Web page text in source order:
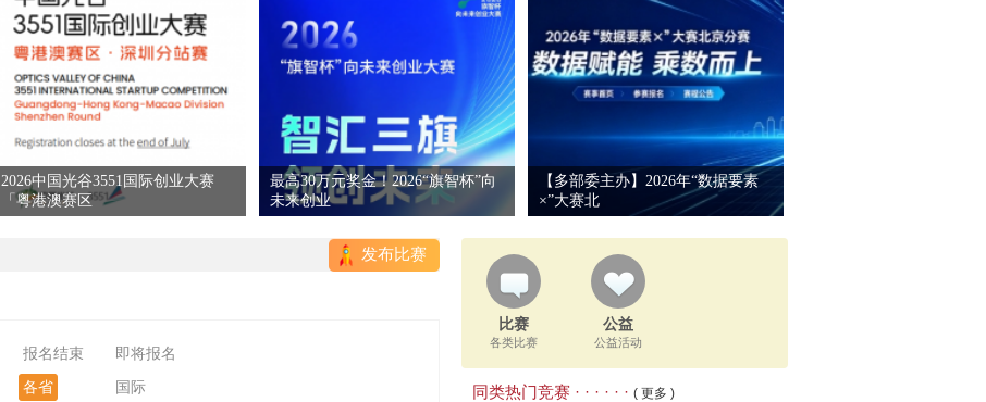
2026中国光谷3551国际创业大赛
「粤港澳赛区
最高30万元奖金！2026“旗智杯”向
未来创业
【多部委主办】2026年“数据要素
×”大赛北
发布比赛
报名结束
即将报名
各省
国际
比赛
各类比赛
公益
公益活动
同类热门竞赛 · · · · · · ( 更多 )